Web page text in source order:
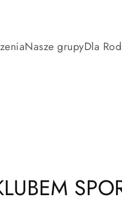
Nasze grupyDla